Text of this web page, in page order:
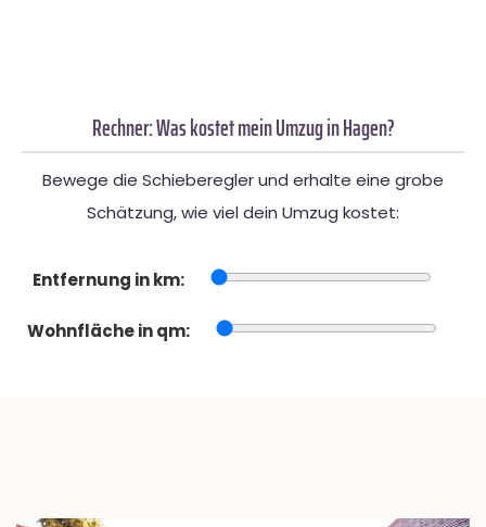
Rechner: Was kostet mein Umzug in Hagen?
Bewege die Schieberegler und erhalte eine grobe
Schätzung, wie viel dein Umzug kostet:
Entfernung in km:
Wohnfläche in qm: